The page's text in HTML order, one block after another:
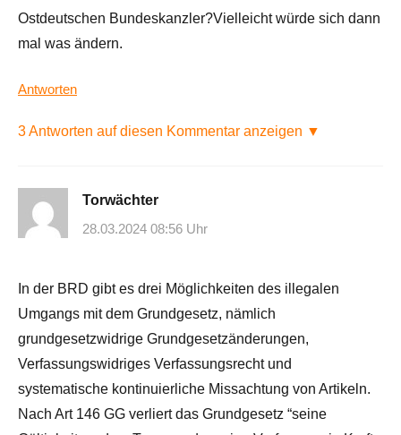
Ostdeutschen Bundeskanzler?Vielleicht würde sich dann
mal was ändern.
Antworten
3 Antworten auf diesen Kommentar anzeigen ▼
Torwächter
28.03.2024 08:56 Uhr
In der BRD gibt es drei Möglichkeiten des illegalen
Umgangs mit dem Grundgesetz, nämlich
grundgesetzwidrige Grundgesetzänderungen,
Verfassungswidriges Verfassungsrecht und
systematische kontinuierliche Missachtung von Artikeln.
Nach Art 146 GG verliert das Grundgesetz “seine